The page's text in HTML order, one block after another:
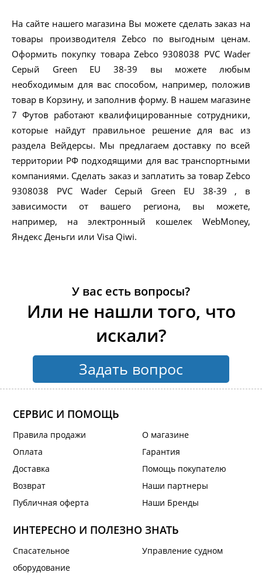
На сайте нашего магазина Вы можете сделать заказ на
товары производителя Zebco по выгодным ценам.
Оформить покупку товара Zebco 9308038 PVC Wader
Серый Green EU 38-39 вы можете любым
необходимым для вас способом, например, положив
товар в Корзину, и заполнив форму. В нашем магазине
7 Футов работают квалифицированные сотрудники,
которые найдут правильное решение для вас из
раздела Вейдерсы. Мы предлагаем доставку по всей
территории РФ подходящими для вас транспортными
компаниями. Сделать заказ и заплатить за товар Zebco
9308038 PVC Wader Серый Green EU 38-39 , в
зависимости от вашего региона, вы можете,
например, на электронный кошелек WebMoney,
Яндекс Деньги или Visa Qiwi.
У вас есть вопросы?
Или не нашли того, что
искали?
Задать вопрос
СЕРВИС И ПОМОЩЬ
Правила продажи
Оплата
Доставка
Возврат
Публичная оферта
О магазине
Гарантия
Помощь покупателю
Наши партнеры
Наши Бренды
ИНТЕРЕСНО И ПОЛЕЗНО ЗНАТЬ
Спасательное
оборудование
Управление судном